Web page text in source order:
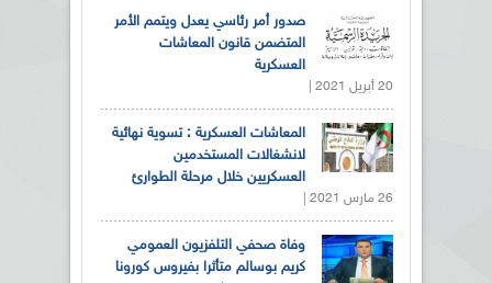
صدور أمر رئاسي يعدل ويتمم الأمر
المتضمن قانون المعاشات
العسكرية
20 أبريل 2021 |
المعاشات العسكرية : تسوية نهائية
لانشغالات المستخدمين
العسكريين خلال مرحلة الطوارئ
26 مارس 2021 |
وفاة صحفي التلفزيون العمومي
كريم بوسالم متأثرا بفيروس كورونا